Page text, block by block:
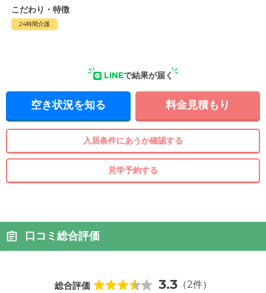
こだわり・特徴
24時間介護
LINEで結果が届く
空き状況を知る 料金見積もり
入居条件にあうか確認する
見学予約する
口コミ総合評価
総合評価 3.3（2件）